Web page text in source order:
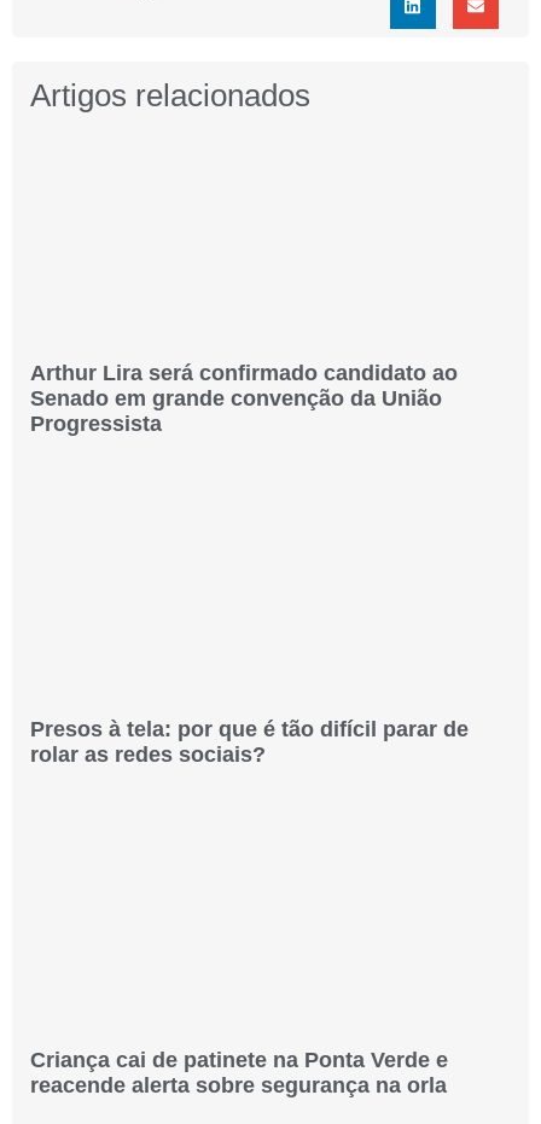
Artigos relacionados
Arthur Lira será confirmado candidato ao
Senado em grande convenção da União
Progressista
Presos à tela: por que é tão difícil parar de
rolar as redes sociais?
Criança cai de patinete na Ponta Verde e
reacende alerta sobre segurança na orla